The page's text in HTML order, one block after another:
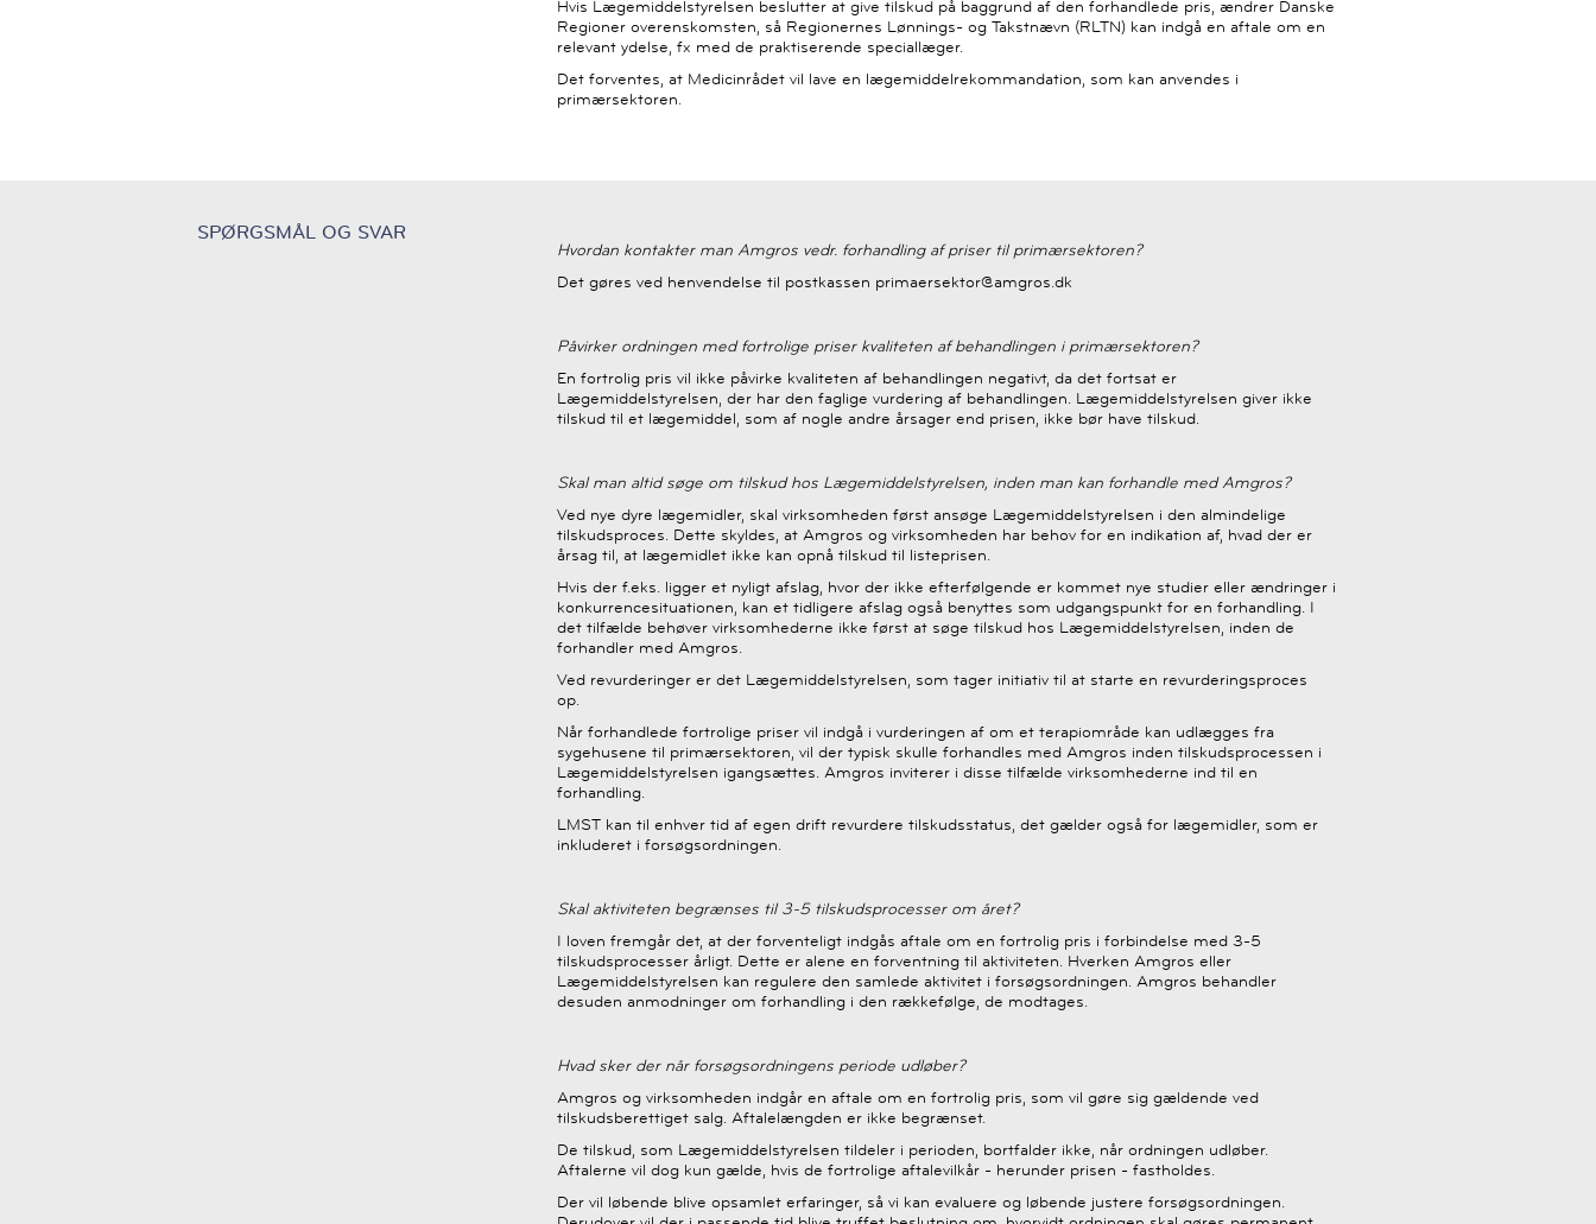
Hvis Lægemiddelstyrelsen beslutter at give tilskud på baggrund af den forhandlede pris, ændrer Danske
Regioner overenskomsten, så Regionernes Lønnings- og Takstnævn (RLTN) kan indgå en aftale om en
relevant ydelse, fx med de praktiserende speciallæger.
Det forventes, at Medicinrådet vil lave en lægemiddelrekommandation, som kan anvendes i
primærsektoren.
SPØRGSMÅL OG SVAR
Hvordan kontakter man Amgros vedr. forhandling af priser til primærsektoren?
Det gøres ved henvendelse til postkassen primaersektor@amgros.dk
Påvirker ordningen med fortrolige priser kvaliteten af behandlingen i primærsektoren?
En fortrolig pris vil ikke påvirke kvaliteten af behandlingen negativt, da det fortsat er
Lægemiddelstyrelsen, der har den faglige vurdering af behandlingen. Lægemiddelstyrelsen giver ikke
tilskud til et lægemiddel, som af nogle andre årsager end prisen, ikke bør have tilskud.
Skal man altid søge om tilskud hos Lægemiddelstyrelsen, inden man kan forhandle med Amgros?
Ved nye dyre lægemidler, skal virksomheden først ansøge Lægemiddelstyrelsen i den almindelige
tilskudsproces. Dette skyldes, at Amgros og virksomheden har behov for en indikation af, hvad der er
årsag til, at lægemidlet ikke kan opnå tilskud til listeprisen.
Hvis der f.eks. ligger et nyligt afslag, hvor der ikke efterfølgende er kommet nye studier eller ændringer i
konkurrencesituationen, kan et tidligere afslag også benyttes som udgangspunkt for en forhandling. I
det tilfælde behøver virksomhederne ikke først at søge tilskud hos Lægemiddelstyrelsen, inden de
forhandler med Amgros.
Ved revurderinger er det Lægemiddelstyrelsen, som tager initiativ til at starte en revurderingsproces
op.
Når forhandlede fortrolige priser vil indgå i vurderingen af om et terapiområde kan udlægges fra
sygehusene til primærsektoren, vil der typisk skulle forhandles med Amgros inden tilskudsprocessen i
Lægemiddelstyrelsen igangsættes. Amgros inviterer i disse tilfælde virksomhederne ind til en
forhandling.
LMST kan til enhver tid af egen drift revurdere tilskudsstatus, det gælder også for lægemidler, som er
inkluderet i forsøgsordningen.
Skal aktiviteten begrænses til 3-5 tilskudsprocesser om året?
I loven fremgår det, at der forventeligt indgås aftale om en fortrolig pris i forbindelse med 3-5
tilskudsprocesser årligt. Dette er alene en forventning til aktiviteten. Hverken Amgros eller
Lægemiddelstyrelsen kan regulere den samlede aktivitet i forsøgsordningen. Amgros behandler
desuden anmodninger om forhandling i den rækkefølge, de modtages.
Hvad sker der når forsøgsordningens periode udløber?
Amgros og virksomheden indgår en aftale om en fortrolig pris, som vil gøre sig gældende ved
tilskudsberettiget salg. Aftalelængden er ikke begrænset.
De tilskud, som Lægemiddelstyrelsen tildeler i perioden, bortfalder ikke, når ordningen udløber.
Aftalerne vil dog kun gælde, hvis de fortrolige aftalevilkår - herunder prisen - fastholdes.
Der vil løbende blive opsamlet erfaringer, så vi kan evaluere og løbende justere forsøgsordningen.